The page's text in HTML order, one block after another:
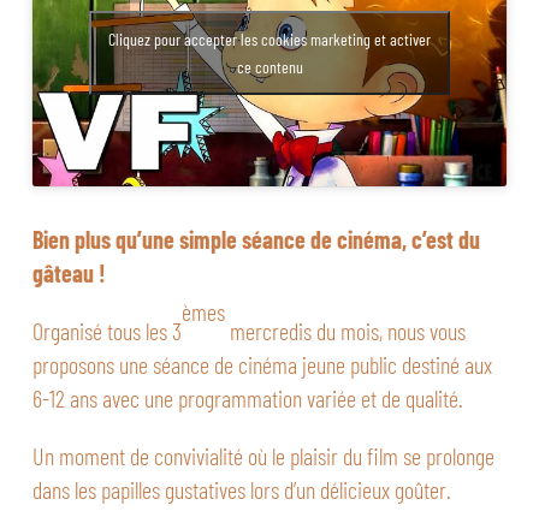
Cliquez pour accepter les cookies marketing et activer
ce contenu
Bien plus qu’une simple séance de cinéma, c’est du
gâteau !
Organisé tous les 3
èmes
mercredis du mois, nous vous
proposons une séance de cinéma jeune public destiné aux
6-12 ans avec une programmation variée et de qualité.
Un moment de convivialité où le plaisir du film se prolonge
dans les papilles gustatives lors d’un délicieux goûter.